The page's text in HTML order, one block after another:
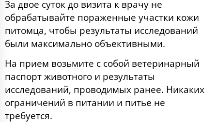
За двое суток до визита к врачу не
обрабатывайте пораженные участки кожи
питомца, чтобы результаты исследований
были максимально объективными.
На прием возьмите с собой ветеринарный
паспорт животного и результаты
исследований, проводимых ранее. Никаких
ограничений в питании и питье не
требуется.